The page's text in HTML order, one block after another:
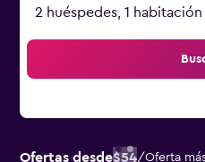
2 huéspedes, 1 habitación
Ofertas desde$54/Oferta